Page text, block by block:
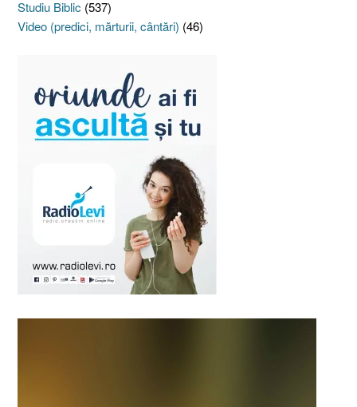
Studiu Biblic (537)
Video (predici, mărturii, cântări) (46)